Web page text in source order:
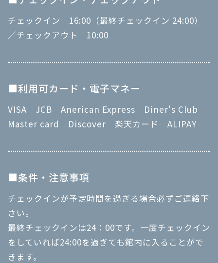
チェックイン 16:00（最終チェックイン 24:00）
／チェックアウト 10:00
■利用可カード・電子マネー
VISA JCB Anerican Express Diner's Club
Master card Discover 楽天カード ALIPAY
■条件・注意事項
チェックインが予定時間を過ぎる場合必ずご連絡下
さい。
最終チェックインは24：00です。一度チェックイン
をしていれば24:00を過ぎても館内に入ることがで
きます。